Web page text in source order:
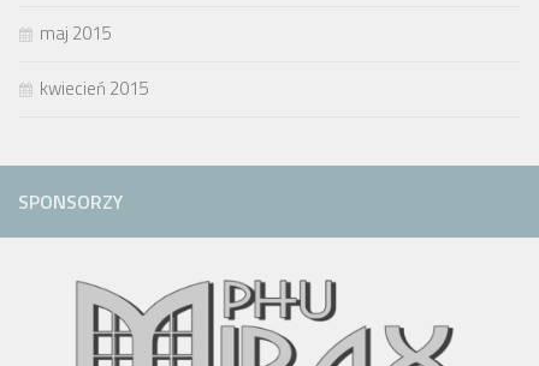
maj 2015
kwiecień 2015
SPONSORZY